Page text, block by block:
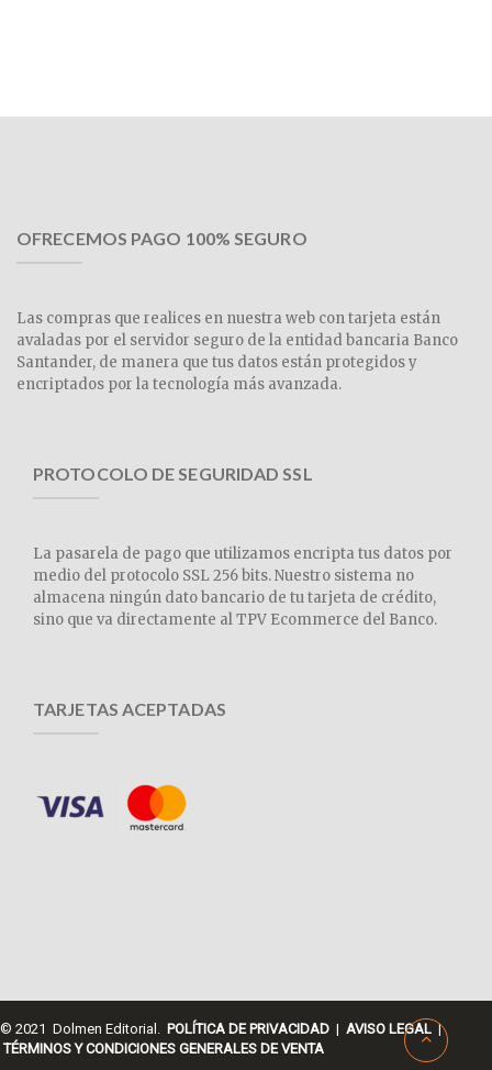
OFRECEMOS PAGO 100% SEGURO
Las compras que realices en nuestra web con tarjeta están
avaladas por el servidor seguro de la entidad bancaria Banco
Santander, de manera que tus datos están protegidos y
encriptados por la tecnología más avanzada.
PROTOCOLO DE SEGURIDAD SSL
La pasarela de pago que utilizamos encripta tus datos por
medio del protocolo SSL 256 bits. Nuestro sistema no
almacena ningún dato bancario de tu tarjeta de crédito,
sino que va directamente al TPV Ecommerce del Banco.
TARJETAS ACEPTADAS
© 2021 Dolmen Editorial. POLÍTICA DE PRIVACIDAD | AVISO LEGAL |
TÉRMINOS Y CONDICIONES GENERALES DE VENTA